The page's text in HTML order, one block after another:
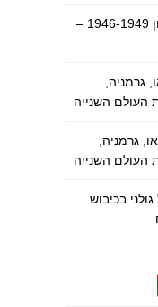
מלחמת האזרחים ביוון 1946-1949 –
גרמניה,
העולם השנייה
גרמניה,
העולם השנייה
גולני בכיבוש